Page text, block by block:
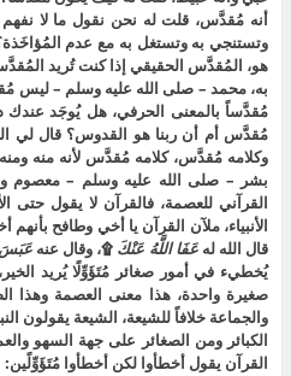
أنه مُقدَّس، قلت له نحن نقول ما لا
وتستنجي به وتستغل به مع عدم
هو، المُقدَّس الحقيقي إذا كنت تُريد
به، محمد – صلى الله عليه وسلم – ليس
مُقدَّساً بالمعنى الحرفي، هل يُوجَد
مُقدَّس أم أن ربنا هو القدوس؟ قال لي
وكلامه مُقدَّس، كلامه مُقدَّس لأنه منه
بشر – صلى الله عليه وسلم – معصوم
القرآني للعصمة، فالقرآن لا يقول حتى
الأنبياء، ملآن القرآن يا أخي وطافح
قال الله لهعَفَا اللَّهُ عَنْكَ ۩، وقال عنه
يُخطيء في أمور صغائر مُتَؤَوِّلًا يُريد
صغيرة واحدة، هذا معنى العصمة وهذا
والجماعة خلافاً للشيعة، الشيعة يقولون
الكبائر ومن الصغائر على جهة السهو
القرآن يقول أخطأوا لكن أخطأوا مُتَؤَوِّلًين: